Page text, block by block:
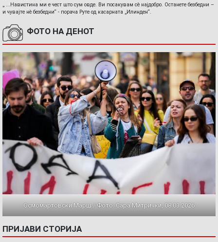
„ ...Навистина ми е чест што сум овде. Ви посакувам сè најдобро. Останете безбедни –
и чувајте нè безбедни“ - порача Руте од касарната „Илинден“.
ФОТО НА ДЕНОТ
Осмомартовски Марш / Фото: Сара Митрички, 08.03.2026
ПРИЈАВИ СТОРИЈА